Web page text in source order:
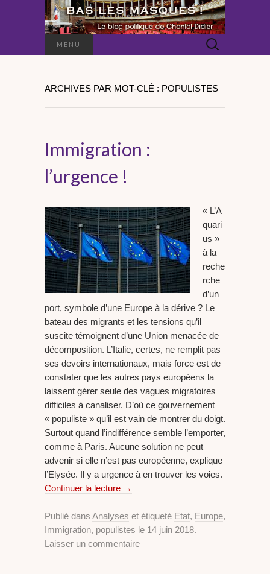
MENU Rechercher :
ARCHIVES PAR MOT-CLÉ : POPULISTES
Immigration :
l’urgence !
« L’A
quari
us »
à la
reche
rche
d’un
port, symbole d’une Europe à la dérive ? Le
bateau des migrants et les tensions qu’il
suscite témoignent d’une Union menacée de
décomposition. L’Italie, certes, ne remplit pas
ses devoirs internationaux, mais force est de
constater que les autres pays européens la
laissent gérer seule des vagues migratoires
difficiles à canaliser. D’où ce gouvernement
« populiste » qu’il est vain de montrer du doigt.
Surtout quand l’indifférence semble l’emporter,
comme à Paris. Aucune solution ne peut
advenir si elle n’est pas européenne, explique
l’Elysée. Il y a urgence à en trouver les voies.
Continuer la lecture →
Publié dans Analyses et étiqueté Etat, Europe,
Immigration, populistes le 14 juin 2018.
Laisser un commentaire